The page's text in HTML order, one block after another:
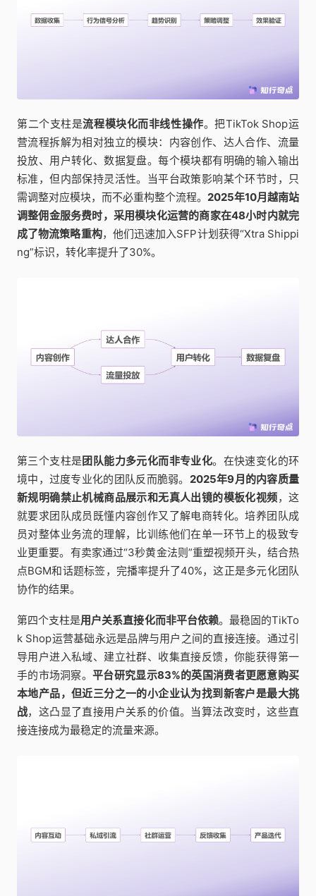
第二个支柱是流程模块化而非线性操作。把TikTok Shop运
营流程拆解为相对独立的模块：内容创作、达人合作、流量
投放、用户转化、数据复盘。每个模块都有明确的输入输出
标准，但内部保持灵活性。当平台政策影响某个环节时，只
需调整对应模块，而不必重构整个流程。 2025年10月越南站
调整佣金服务费时，采用模块化运营的商家在48小时内就完
成了物流策略重构，他们迅速加入SFP计划获得“Xtra Shippi
ng”标识，转化率提升了30%。
第三个支柱是团队能力多元化而非专业化。在快速变化的环
境中，过度专业化的团队反而脆弱。 2025年9月的内容质量
新规明确禁止机械商品展示和无真人出镜的模板化视频，这
就要求团队成员既懂内容创作又了解电商转化。培养团队成
员对整体业务流的理解，比训练他们在单一环节上的极致专
业更重要。有卖家通过“3秒黄金法则”重塑视频开头，结合热
点BGM和话题标签，完播率提升了40%，这正是多元化团队
协作的结果。
第四个支柱是用户关系直接化而非平台依赖。最稳固的TikTo
k Shop运营基础永远是品牌与用户之间的直接连接。通过引
导用户进入私域、建立社群、收集直接反馈，你能获得第一
手的市场洞察。平台研究显示83%的英国消费者更愿意购买
本地产品，但近三分之一的小企业认为找到新客户是最大挑
战，这凸显了直接用户关系的价值。当算法改变时，这些直
接连接成为最稳定的流量来源。